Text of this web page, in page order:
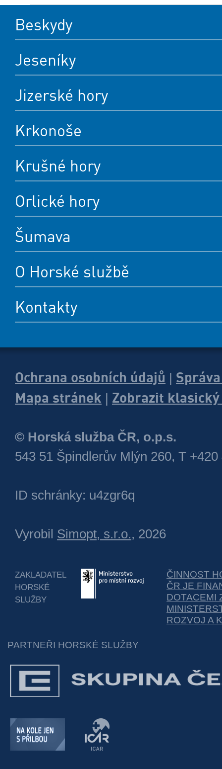
Beskydy
Jeseníky
Jizerské hory
Krkonoše
Krušné hory
Orlické hory
Šumava
O Horské službě
Kontakty
Ochrana osobních údajů
Mapa stránek
Zobrazit
© Horská služba ČR, o.p.s.
543 51 Špindlerův Mlýn 260, T +420
ID schránky: u4zgr6q
Vyrobil Simopt, s.r.o., 2026
ZAKLADATEL
HORSKÉ
SLUŽBY
ČINNOST
ČR JE
DOTACEMI
ROZVOJ A
PARTNEŘI HORSKÉ SLUŽBY